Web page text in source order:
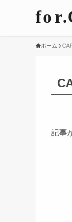
ホーム
記事